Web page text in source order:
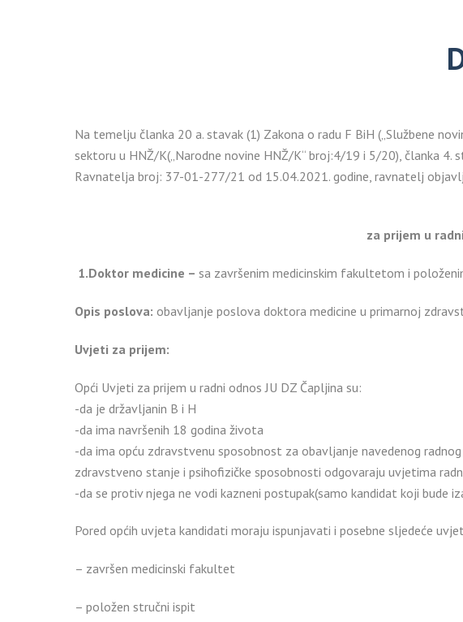
Na temelju članka 20 a. stavak (1) Zakona o radu F BiH („Službene
sektoru u HNŽ/K(„Narodne novine HNŽ/K“ broj:4/19 i 5/20), članka
Ravnatelja broj: 37-01-277/21 od 15.04.2021. godine, ravnatelj
za prijem u
1.Doktor medicine – sa završenim medicinskim fakultetom i
Opis poslova: obavljanje poslova doktora medicine u primarnoj
Uvjeti za prijem:
Opći Uvjeti za prijem u radni odnos JU DZ Čapljina su:
-da je državljanin B i H
-da ima navršenih 18 godina života
-da ima opću zdravstvenu sposobnost za obavljanje navedenog
zdravstveno stanje i psihofizičke sposobnosti odgovaraju uvjetima
-da se protiv njega ne vodi kazneni postupak(samo kandidat koji bude
Pored općih uvjeta kandidati moraju ispunjavati i posebne sljedeće
– završen medicinski fakultet
– položen stručni ispit